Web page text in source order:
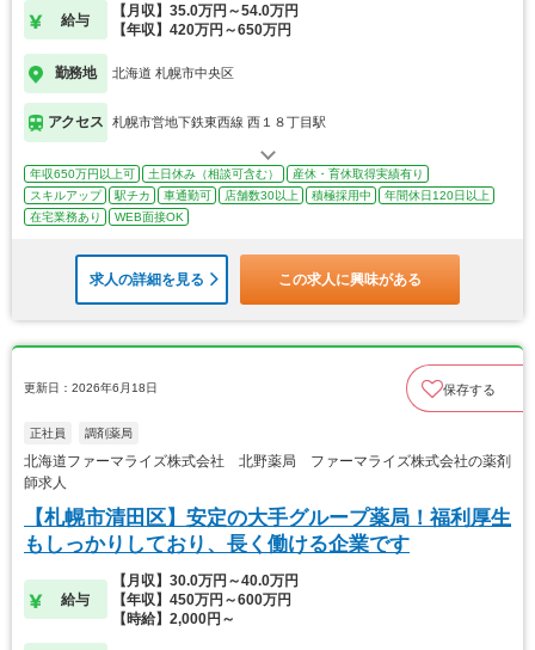
給与
【月収】35.0万円～54.0万円
【年収】420万円～650万円
勤務地 北海道 札幌市中央区
アクセス 札幌市営地下鉄東西線 西１８丁目駅
年収650万円以上可 土日休み（相談可含む）
産休・育休取得実績有り
スキルアップ
駅チカ 車通勤可 店舗数30以上 積極採用中
年間休日120日以上
在宅業務あり
WEB面接OK
求人の詳細を見る この求人に興味がある
更新日：2026年6月18日 保存する
正社員 調剤薬局
北海道ファーマライズ株式会社 北野薬局 ファーマライズ株式会社の薬剤
師求人
【札幌市清田区】安定の大手グループ薬局！福利厚生
もしっかりしており、長く働ける企業です
給与
【月収】30.0万円～40.0万円
【年収】450万円～600万円
【時給】2,000円～